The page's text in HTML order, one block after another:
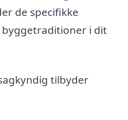
de specifikke
i dit
tilbyder